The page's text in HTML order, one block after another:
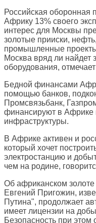
Российская оборонная
Африку 13% своего
интерес для Москвы
золотые прииски,
промышленные
Москва вряд ли найдет
оборудования,
Бедной финансами
помощью банков,
Промсвязьбанк,
финансируют в Африке
инфраструктуры.
В Африке активен и
который хочет
электростанцию и
чем на родине,
Об африканском золоте
Евгений Пригожин,
Путина", продолжает
имеет лицензии на
Безопасность при этом